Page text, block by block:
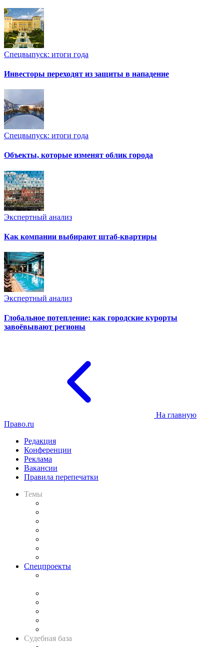
Спецвыпуск: итоги года
Инвесторы переходят из защиты в нападение
Спецвыпуск: итоги года
Объекты, которые изменят облик города
Экспертный анализ
Как компании выбирают штаб-квартиры
Экспертный анализ
Глобальное потепление: как городские курорты
завоёвывают регионы
На главную
Право.ru
Редакция
Конференции
Реклама
Вакансии
Правила перепечатки
Темы
Спецпроекты
Судебная база